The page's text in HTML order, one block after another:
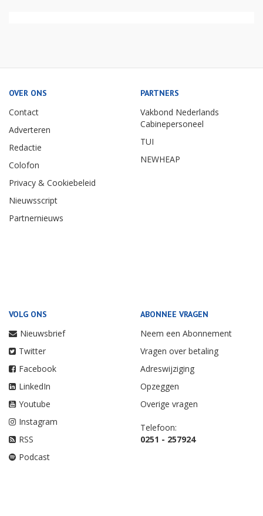
OVER ONS
Contact
Adverteren
Redactie
Colofon
Privacy & Cookiebeleid
Nieuwsscript
Partnernieuws
PARTNERS
Vakbond Nederlands
Cabinepersoneel
TUI
NEWHEAP
VOLG ONS
Nieuwsbrief
Twitter
Facebook
LinkedIn
Youtube
Instagram
RSS
Podcast
ABONNEE VRAGEN
Neem een Abonnement
Vragen over betaling
Adreswijziging
Opzeggen
Overige vragen
Telefoon:
0251 - 257924